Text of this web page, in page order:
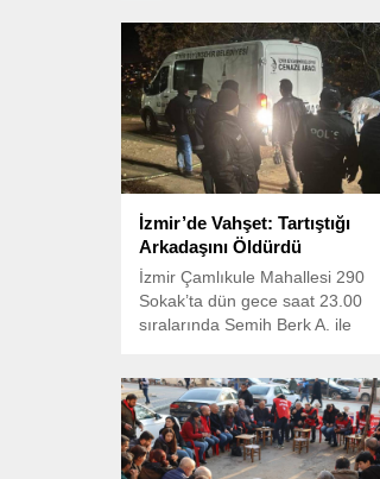
İzmir’de Vahşet: Tartıştığı
Arkadaşını Öldürdü
İzmir Çamlıkule Mahallesi 290
Sokak’ta dün gece saat 23.00
sıralarında Semih Berk A. ile
çıktı.